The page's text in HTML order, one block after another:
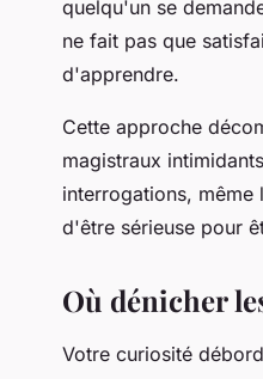
quelqu'un se
ne fait pas que
d'apprendre.
Cette approche
magistraux
interrogations,
d'être sérieuse pour
Où dénicher
Votre curiosité